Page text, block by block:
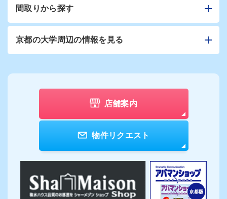
間取りから探す
京都の大学周辺の情報を見る
店舗案内
物件リクエスト